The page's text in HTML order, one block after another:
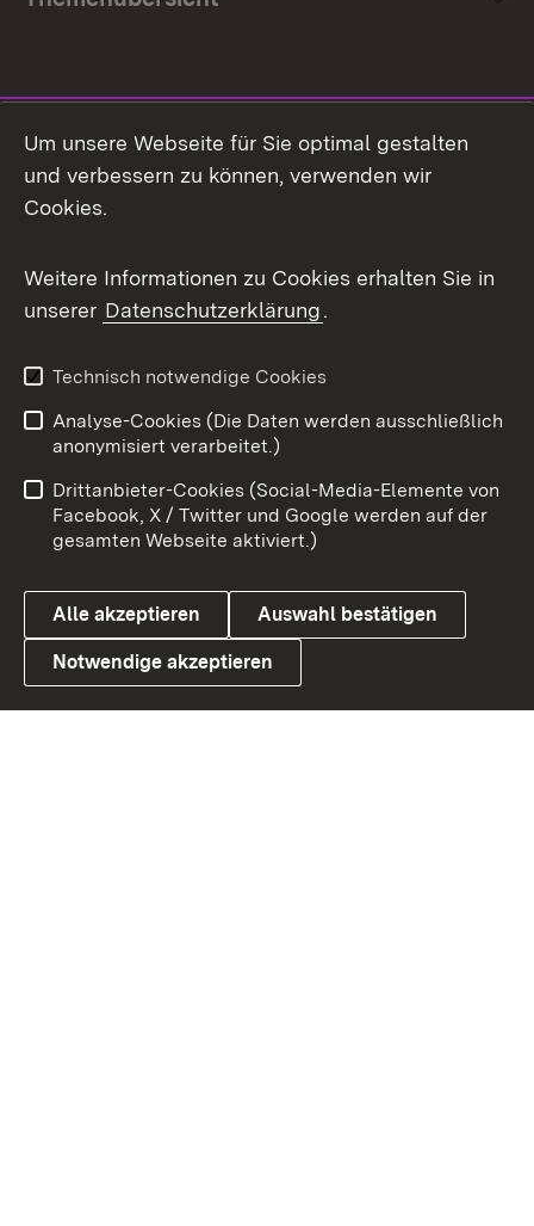
Facebook
X / Twitter
Youtube
Link zum Landesportal
Impressum
Kontakt
Barrierefreiheit
Datenschutz
Cookies
Um unsere Webseite für Sie optimal gestalten
und verbessern zu können, verwenden wir
Cookies.
Weitere Informationen zu Cookies erhalten Sie in
unserer Datenschutzerklärung.
Technisch notwendige Cookies
Analyse-Cookies (Die Daten werden ausschließlich
anonymisiert verarbeitet.)
Drittanbieter-Cookies (Social-Media-Elemente von
Facebook, X / Twitter und Google werden auf der
gesamten Webseite aktiviert.)
Alle akzeptieren Auswahl bestätigen
Notwendige akzeptieren